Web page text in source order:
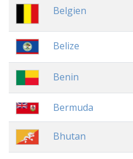
Belgien
Belize
Benin
Bermuda
Bhutan